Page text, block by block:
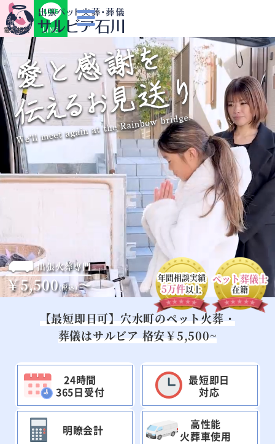
電話相談 LINE
出張火葬専門
￥5,500(税込)～ 年間相談実績
5万件以上
ペット葬儀士
在籍
【最短即日可】穴水町のペット火葬・
葬儀はサルビア 格安￥5,500~
24時間
365日受付
最短即日
対応
明瞭会計
高性能
火葬車使用